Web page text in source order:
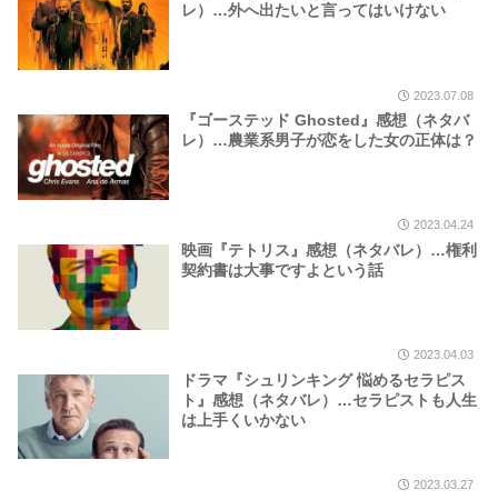
レ）…外へ出たいと言ってはいけない
2023.07.08
『ゴーステッド Ghosted』感想（ネタバ
レ）…農業系男子が恋をした女の正体は？
2023.04.24
映画『テトリス』感想（ネタバレ）…権利
契約書は大事ですよという話
2023.04.03
ドラマ『シュリンキング 悩めるセラピス
ト』感想（ネタバレ）…セラピストも人生
は上手くいかない
2023.03.27